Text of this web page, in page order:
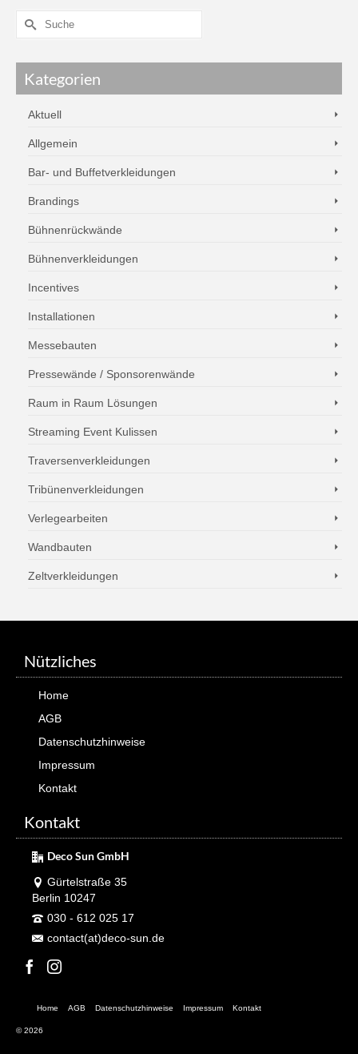
Kategorien
Aktuell
Allgemein
Bar- und Buffetverkleidungen
Brandings
Bühnenrückwände
Bühnenverkleidungen
Incentives
Installationen
Messebauten
Pressewände / Sponsorenwände
Raum in Raum Lösungen
Streaming Event Kulissen
Traversenverkleidungen
Tribünenverkleidungen
Verlegearbeiten
Wandbauten
Zeltverkleidungen
Nützliches
Home
AGB
Datenschutzhinweise
Impressum
Kontakt
Kontakt
Deco Sun GmbH
Gürtelstraße 35
Berlin 10247
030 - 612 025 17
contact(at)deco-sun.de
Home AGB Datenschutzhinweise Impressum Kontakt
© 2026